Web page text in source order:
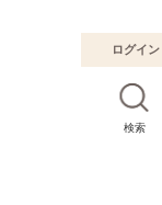
ログイン
検索